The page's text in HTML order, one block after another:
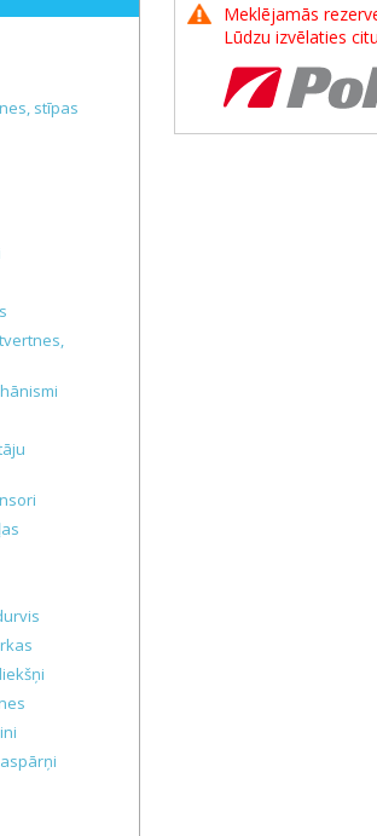
stīpas
Meklējamās
Lūdzu izvēlaties